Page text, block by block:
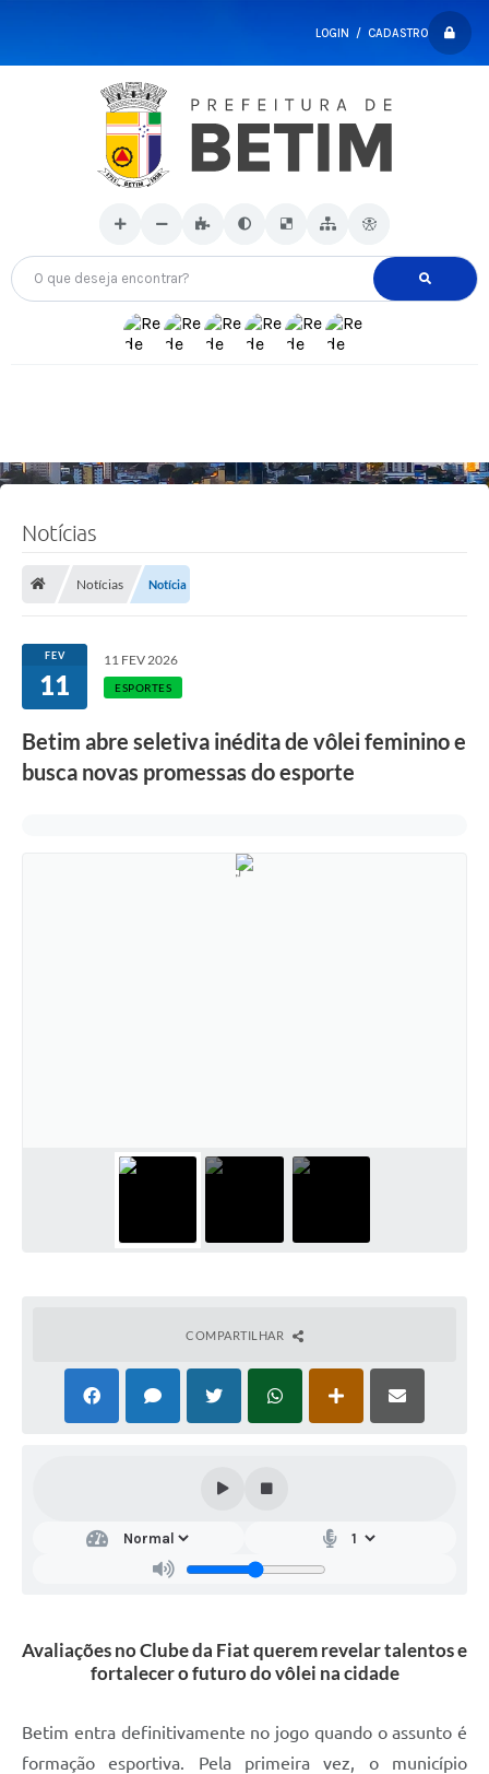
LOGIN / CADASTRO
O que deseja encontrar?
Notícias
Notícias Notícia
FEV
11
11 FEV 2026
ESPORTES
Betim abre seletiva inédita de vôlei feminino e
busca novas promessas do esporte
COMPARTILHAR
Avaliações no Clube da Fiat querem revelar talentos e
fortalecer o futuro do vôlei na cidade
Betim entra definitivamente no jogo quando o assunto é
formação esportiva. Pela primeira vez, o município